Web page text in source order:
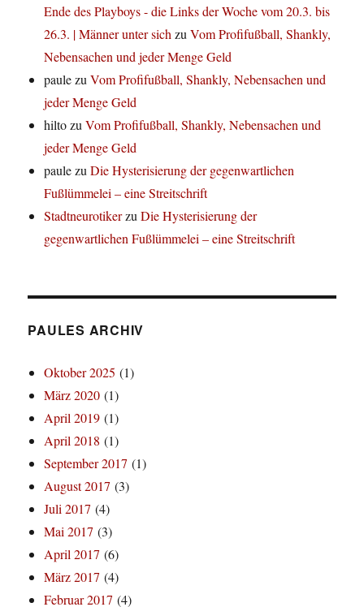
Ende des Playboys - die Links der Woche vom 20.3. bis
26.3. | Männer unter sichzuVom Profifußball, Shankly,
Nebensachen und jeder Menge Geld
paulezuVom Profifußball, Shankly, Nebensachen und
jeder Menge Geld
hiltozuVom Profifußball, Shankly, Nebensachen und
jeder Menge Geld
paulezuDie Hysterisierung der gegenwartlichen
Fußlümmelei – eine Streitschrift
StadtneurotikerzuDie Hysterisierung der
gegenwartlichen Fußlümmelei – eine Streitschrift
PAULES ARCHIV
Oktober 2025 (1)
März 2020 (1)
April 2019 (1)
April 2018 (1)
September 2017 (1)
August 2017 (3)
Juli 2017 (4)
Mai 2017 (3)
April 2017 (6)
März 2017 (4)
Februar 2017 (4)